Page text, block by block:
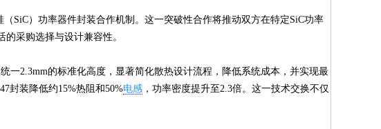
SiC）功率器件封装合作机制。这一突破性合作将推动双方在特定SiC功率
采购选择与设计兼容性。
一2.3mm的标准化高度，显著简化散热设计流程，降低系统成本，并实现最
封装降低约15%热阻和50%电感 ，功率密度提升至2.3倍。这一技术交换不仅